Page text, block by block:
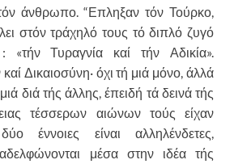
άνθρωπο. “Επληξαν τόν Τούρκο,
στόν τράχηλό τους τό διπλό ζυγό
«τήν Τυραγνία καί τήν Αδι­κία».
Δικαιοσύνη· όχι τή μιά μόνο, άλλά
διά τής άλ­λης, έπειδή τά δεινά τής
τέσσερων αιώνων τούς είχαν
έννοιες είναι αλληλένδετες,
μέσα στην ιδέα τής